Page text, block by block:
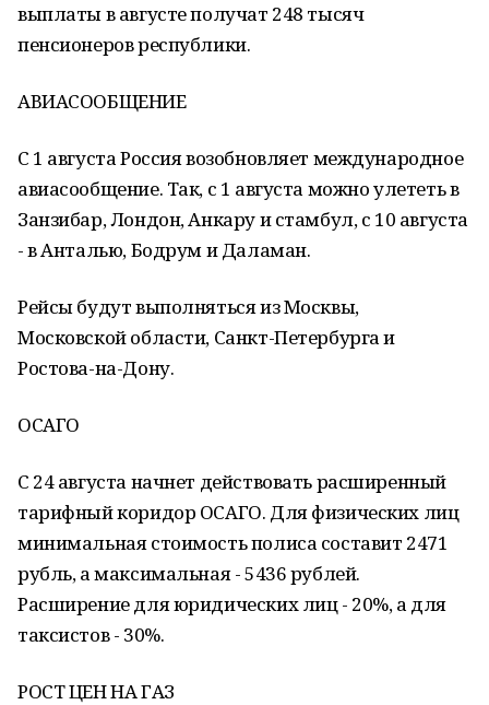
выплаты в августе получат 248 тысяч
пенсионеров республики.
АВИАСООБЩЕНИЕ
С 1 августа Россия возобновляет международное
авиасообщение. Так, с 1 августа можно улететь в
Занзибар, Лондон, Анкару и стамбул, с 10 августа
- в Анталью, Бодрум и Даламан.
Рейсы будут выполняться из Москвы,
Московской области, Санкт-Петербурга и
Ростова-на-Дону.
ОСАГО
С 24 августа начнет действовать расширенный
тарифный коридор ОСАГО. Для физических лиц
минимальная стоимость полиса составит 2471
рубль, а максимальная - 5436 рублей.
Расширение для юридических лиц - 20%, а для
таксистов - 30%.
РОСТ ЦЕН НА ГАЗ